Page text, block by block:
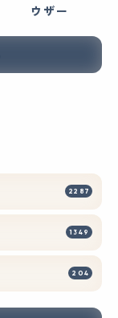
ウザー
2287
1349
204